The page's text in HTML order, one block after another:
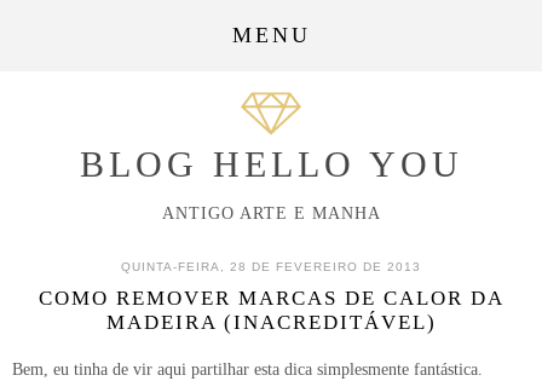
MENU
BLOG HELLO YOU
ANTIGO ARTE E MANHA
QUINTA-FEIRA, 28 DE FEVEREIRO DE 2013
COMO REMOVER MARCAS DE CALOR DA
MADEIRA (INACREDITÁVEL)
Bem, eu tinha de vir aqui partilhar esta dica simplesmente fantástica.